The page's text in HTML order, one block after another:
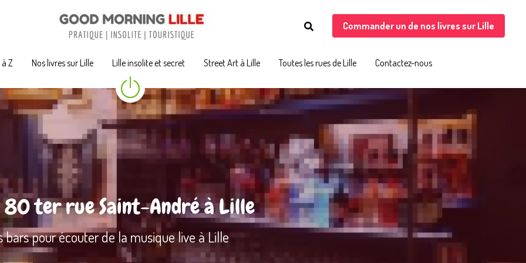
Z Nos livres sur Lille Lille insolite et secret Street Art à Lille Toutes les rues de Lille Contactez-nous
Commander un de nos livres sur Lille
Z Nos livres sur Lille Lille insolite et secret Street Art à Lille Toutes les rues de Lille Contactez-nous
Commander un de nos livres sur Lille
80 ter rue Saint-André à Lille
bars pour écouter de la musique live à Lille